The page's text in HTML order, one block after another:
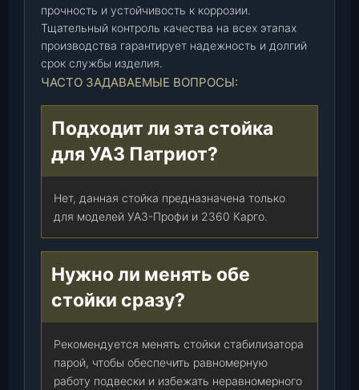
р
г
о
в
с
б
3
2
9
прочность и устойчивость к коррозии.
Тщательный контроль качества на всех этапах
производства гарантирует надежность и долгий
срок службы изделия.
ЧАСТО ЗАДАВАЕМЫЕ ВОПРОСЫ:
Подходит ли эта стойка
для УАЗ Патриот?
Нет, данная стойка предназначена только
для моделей УАЗ-Профи и 2360 Карго.
Нужно ли менять обе
стойки сразу?
Рекомендуется менять стойки стабилизатора
парой, чтобы обеспечить равномерную
работу подвески и избежать неравномерного